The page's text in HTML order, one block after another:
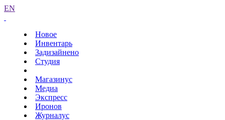
EN
Новое
Инвентарь
Задизайнено
Студия
Магазинус
Медиа
Экспресс
Иронов
Журналус